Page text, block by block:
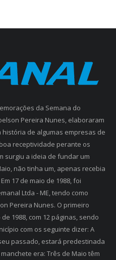
da Semana do
Pereira Nunes, elaboraram
de algumas empresas de
receptividade perante os
surgiu a ideia de fundar um
não tinha um, apenas recebia
17 de maio de 1988, foi
Ltda - ME, tendo como
Pereira Nunes. O primeiro
1988, com 12 páginas, sendo
com os seguinte dizer: A
passado, estará predestinada
era: Três de Maio têm